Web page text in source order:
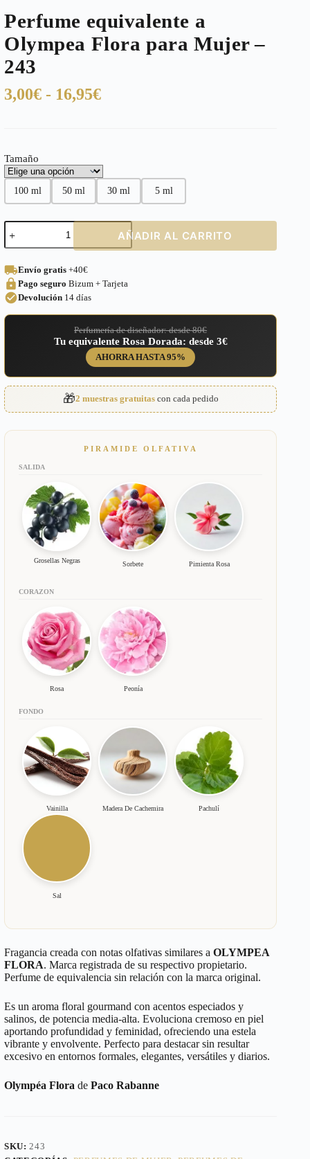
Perfume equivalente a
Olympea Flora para Mujer –
243
3,00€ - 16,95€Rango
3,00€
hasta
16,95€
Tamaño
100 ml 50 ml 30 ml 5 ml
Perfume
equivalente
a
Flora
para
Mujer
243
AÑADIR AL CARRITO
Envío gratis +40€
Pago seguro Bizum + Tarjeta
Devolución 14 días
Perfumería de diseñador: desde 80€
Tu equivalente Rosa Dorada: desde 3€
AHORRA HASTA 95%
🎁2 muestras gratuitascon cada pedido
PIRAMIDE OLFATIVA
SALIDA
Grosellas Negras Sorbete Pimienta Rosa
CORAZON
Rosa Peonía
FONDO
Vainilla Madera De Cachemira Pachulí
Sal
Fragancia creada con notas olfativas similares a OLYMPEA
FLORA. Marca registrada de su respectivo propietario.
Perfume de equivalencia sin relación con la marca original.
Es un aroma floral gourmand con acentos especiados y
salinos, de potencia media-alta. Evoluciona cremoso en piel
aportando profundidad y feminidad, ofreciendo una estela
vibrante y envolvente. Perfecto para destacar sin resultar
excesivo en entornos formales, elegantes, versátiles y diarios.
Olympéa Flora de Paco Rabanne
SKU:243